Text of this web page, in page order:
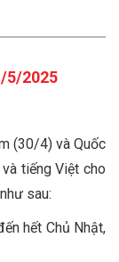
5/2025
(30/4) và Quốc
tiếng Việt cho
sau:
hết Chủ Nhật,